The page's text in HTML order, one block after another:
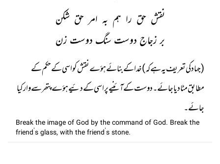
نقش حق را ہم بہ امر حق شکن
بر زجاج دوست سنگ دوست زن
(جہاد کی تعریف یہ ہے کہ) خدا کے بنائے ہؤے نقش کو اسی کے حکم کے
مطابق مٹا دیا جائے۔ دوست کے آئنیے پر اسی کے دئیے ہؤے پتھر سے وار کیا
جائے۔
Break the image of God by the command of God. Break the
friend’s glass, with the friend’s stone.